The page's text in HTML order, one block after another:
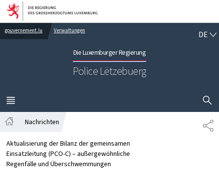
Zur Hauptnavigation
Zum Inhalt
gouvernement.lu Verwaltungen
Die Luxemburger Regierung
Police Lëtzebuerg
DE
MENÜ
HAUPT-
Nachrichten
Aktualisierung der Bilanz der gemeinsamen
Einsatzleitung (PCO-C) – außergewöhnliche
Regenfälle und Überschwemmungen